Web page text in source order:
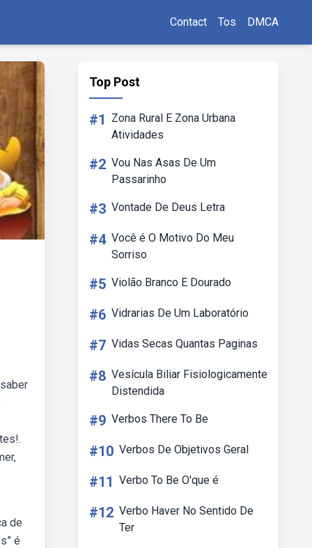
Contact Tos DMCA
de
é
Top Post
#1
Zona Rural E Zona Urbana
Atividades
#2 Vou Nas Asas De Um
Passarinho
#3 Vontade De Deus Letra
#4 Você é O Motivo Do Meu
Sorriso
#5 Violão Branco E Dourado
#6 Vidrarias De Um Laboratório
#7 Vidas Secas Quantas Paginas
#8 Vesícula Biliar Fisiologicamente
Distendida
#9 Verbos There To Be
#10 Verbos De Objetivos Geral
#11 Verbo To Be O'que é
#12 Verbo Haver No Sentido De
Ter